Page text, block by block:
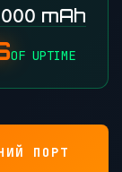
mAh
OF UPTIME
ПОРТ